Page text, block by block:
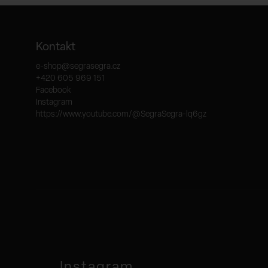
Kontakt
e-shop@segrasegra.cz
+420 605 969 151
Facebook
Instagram
https://www.youtube.com/@SegraSegra-lq6gz